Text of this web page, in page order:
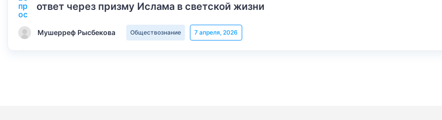
ответ через призму Ислама в светской жизни
Мушерреф Рысбекова Обществознание 7 апреля, 2026